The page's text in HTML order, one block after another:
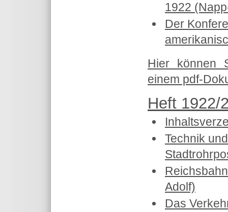
1922
Der
Hier können
einem pdf-
Heft 1922/
Technik
Adolf)
Das